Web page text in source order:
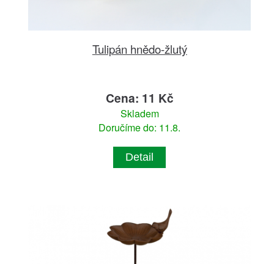
Tulipán hnědo-žlutý
Cena: 11 Kč
Skladem
Doručíme do: 11.8.
Detail